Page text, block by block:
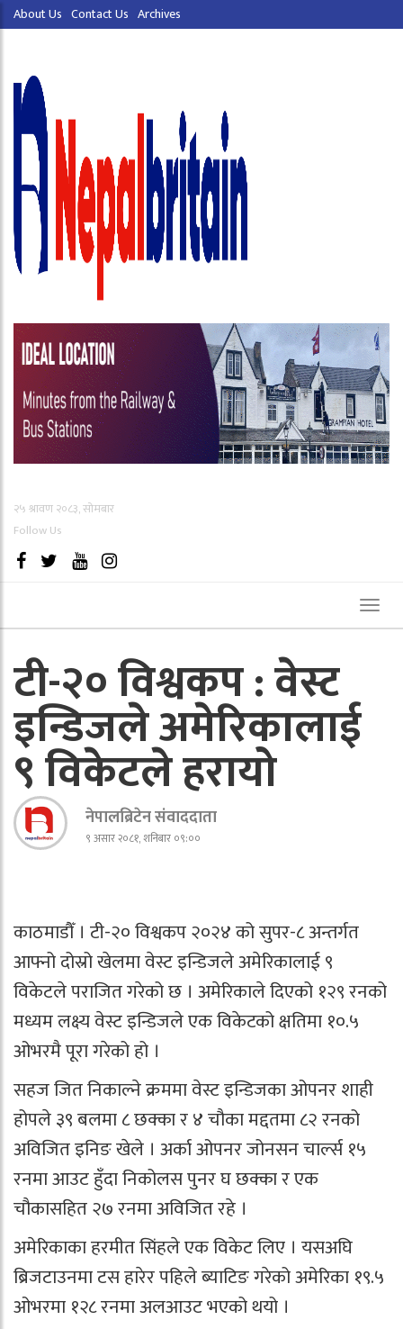
About Us Contact Us Archives
२५ श्रावण २०८३, सोमबार
Follow Us
टी-२० विश्वकप : वेस्ट
इन्डिजले अमेरिकालाई
९ विकेटले हरायो
नेपालब्रिटेन संवाददाता
९ असार २०८१, शनिबार ०९:००
काठमाडौँ । टी-२० विश्वकप २०२४ को सुपर-८ अन्तर्गत
आफ्नो दोस्रो खेलमा वेस्ट इन्डिजले अमेरिकालाई ९
विकेटले पराजित गरेको छ । अमेरिकाले दिएको १२९ रनको
मध्यम लक्ष्य वेस्ट इन्डिजले एक विकेटको क्षतिमा १०.५
ओभरमै पूरा गरेको हो ।
सहज जित निकाल्ने क्रममा वेस्ट इन्डिजका ओपनर शाही
होपले ३९ बलमा ८ छक्का र ४ चौका मद्दतमा ८२ रनको
अविजित इनिङ खेले । अर्का ओपनर जोनसन चार्ल्स १५
रनमा आउट हुँदा निकोलस पुनर घ छक्का र एक
चौकासहित २७ रनमा अविजित रहे ।
अमेरिकाका हरमीत सिंहले एक विकेट लिए । यसअघि
ब्रिजटाउनमा टस हारेर पहिले ब्याटिङ गरेको अमेरिका १९.५
ओभरमा १२८ रनमा अलआउट भएको थयो ।